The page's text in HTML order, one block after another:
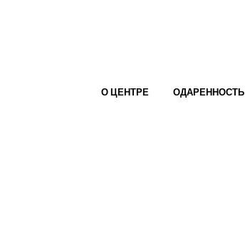
О ЦЕНТРЕ ОДАРЕННОСТЬ